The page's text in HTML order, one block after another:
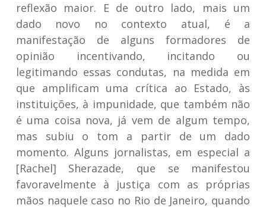
reflexão maior. E de outro lado, mais um
dado novo no contexto atual, é a
manifestação de alguns formadores de
opinião incentivando, incitando ou
legitimando essas condutas, na medida em
que amplificam uma crítica ao Estado, às
instituições, à impunidade, que também não
é uma coisa nova, já vem de algum tempo,
mas subiu o tom a partir de um dado
momento. Alguns jornalistas, em especial a
[Rachel] Sherazade, que se manifestou
favoravelmente à justiça com as próprias
mãos naquele caso no Rio de Janeiro, quando